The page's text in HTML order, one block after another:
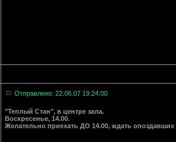
Отправлено: 22.06.07 19:24:00
"Теплый Стан", в центре зала.
Воскресенье, 14.00.
Желательно приехать ДО 14.00, ждать опоздавших